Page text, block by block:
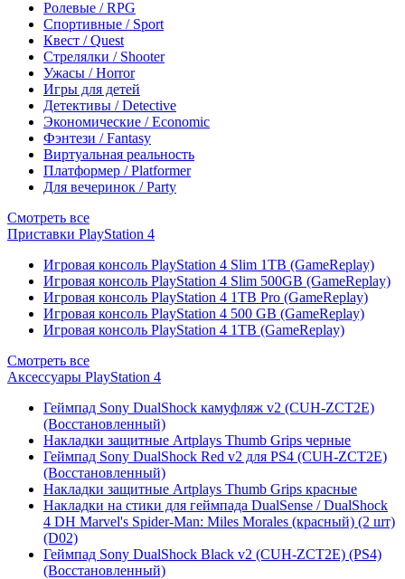
Ролевые / RPG
Спортивные / Sport
Квест / Quest
Стрелялки / Shooter
Ужасы / Horror
Игры для детей
Детективы / Detective
Экономические / Economic
Фэнтези / Fantasy
Виртуальная реальность
Платформер / Platformer
Для вечеринок / Party
Смотреть все
Приставки PlayStation 4
Игровая консоль PlayStation 4 Slim 1TB (GameReplay)
Игровая консоль PlayStation 4 Slim 500GB (GameReplay)
Игровая консоль PlayStation 4 1TB Pro (GameReplay)
Игровая консоль PlayStation 4 500 GB (GameReplay)
Игровая консоль PlayStation 4 1TB (GameReplay)
Смотреть все
Аксессуары PlayStation 4
Геймпад Sony DualShock камуфляж v2 (CUH-ZCT2E)
(Восстановленный)
Накладки защитные Artplays Thumb Grips черные
Геймпад Sony DualShock Red v2 для PS4 (CUH-ZCT2E)
(Восстановленный)
Накладки защитные Artplays Thumb Grips красные
Накладки на стики для геймпада DualSense / DualShock
4 DH Marvel's Spider-Man: Miles Morales (красный) (2 шт)
(D02)
Геймпад Sony DualShock Black v2 (CUH-ZCT2E) (PS4)
(Восстановленный)